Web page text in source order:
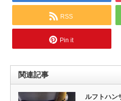
RSS
Pin it
関連記事
ルフトハ